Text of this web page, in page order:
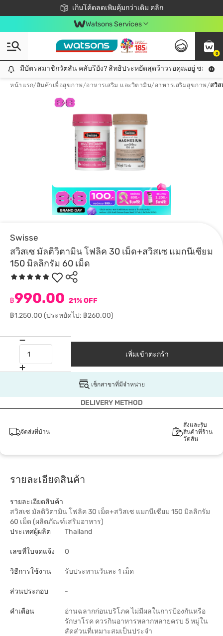
เก็บโค้ดลดเพิ่มคุ้มกว่าเดิม คลิก
ชอปออนไลน์ครั้งแรก ลดเพิ่มจุก ๆ 10%! 🎉
📦ส่งฟรี! เมื่อชอป 499฿
สมาชิกวัตสัน คลับดียังไง?
Watsons Services
0
มีบัตรสมาชิกวัตสัน คลับรึยัง? สิทธิประหยัดสุดว้าวรอคุณอยู่ ชอปคุ้มกว่าเดิม คลิก!
มีบัตรสมาชิกวัตสัน คลับรึยัง? สิทธิประหยัดสุดว้าวรอคุณอยู่ ชอปคุ้มก
หน้าแรก/สินค้าเพื่อสุขภาพ/อาหารเสริม และวิตามิน/ อาหารเสริมสุขภาพ/สวิส
Swisse
สวิสเซ มัลติวิตามิน โฟลิค 30 เม็ด+สวิสเซ แมกนีเซียม
150 มิลลิกรัม 60 เม็ด
฿990.00 21% OFF
฿1,250.00(ประหยัดไป: ฿260.00)
เพิ่มเข้าตะกร้า
เช็กสาขาที่มีจำหน่าย
DELIVERY METHOD
จัดส่งที่บ้าน
สั่งและรับ
สินค้าที่ร้าน
วัตสัน
รายละเอียดสินค้า
รายละเอียดสินค้า
สวิสเซ มัลติวิตามิน โฟลิค 30 เม็ด+สวิสเซ แมกนีเซียม 150 มิลลิกรัม
60 เม็ด (ผลิตภัณฑ์เสริมอาหาร)
ประเทศผู้ผลิต
Thailand
เลขที่ใบจดแจ้ง 0
วิธีการใช้งาน รับประทานวันละ 1 เม็ด
ส่วนประกอบ -
คำเตือน
อ่านฉลากก่อนบริโภค ไม่มีผลในการป้องกันหรือ
รักษาโรค ควรกินอาหารหลากหลายครบ 5 หมู่ใน
สัดส่วนที่เหมาะสมเป็นประจำ